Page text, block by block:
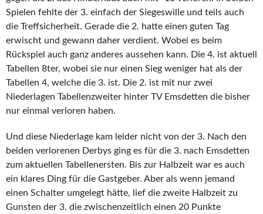
Spielen fehlte der 3. einfach der Siegeswille und teils auch
die Treffsicherheit. Gerade die 2. hatte einen guten Tag
erwischt und gewann daher verdient. Wobei es beim
Rückspiel auch ganz anderes aussehen kann. Die 4. ist aktuell
Tabellen 8ter, wobei sie nur einen Sieg weniger hat als der
Tabellen 4, welche die 3. ist. Die 2. ist mit nur zwei
Niederlagen Tabellenzweiter hinter TV Emsdetten die bisher
nur einmal verloren haben.
Und diese Niederlage kam leider nicht von der 3. Nach den
beiden verlorenen Derbys ging es für die 3. nach Emsdetten
zum aktuellen Tabellenersten. Bis zur Halbzeit war es auch
ein klares Ding für die Gastgeber. Aber als wenn jemand
einen Schalter umgelegt hätte, lief die zweite Halbzeit zu
Gunsten der 3. die zwischenzeitlich einen 20 Punkte